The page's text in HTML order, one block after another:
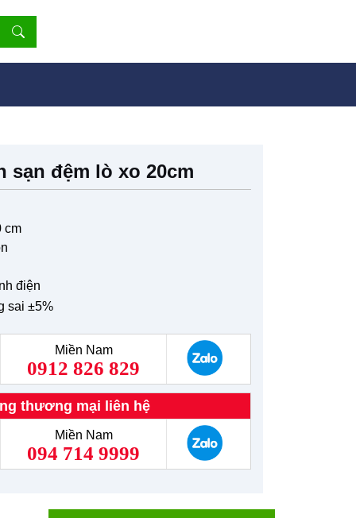
đệm lò xo 20cm
cm
điện
sai ±5%
Miền Nam
0912 826 829
thương mại liên hệ
Miền Nam
094 714 9999